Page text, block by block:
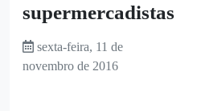
supermercadistas
sexta-feira, 11 de
novembro de 2016